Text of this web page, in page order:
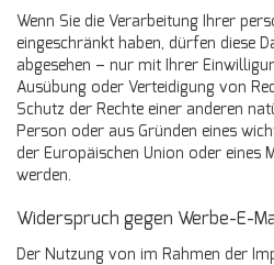
Wenn Sie die Verarbeitung Ihrer
eingeschränkt haben, dürfen diese
abgesehen – nur mit Ihrer
Ausübung oder Verteidigung von
Schutz der Rechte einer anderen
Person oder aus Gründen eines
der Europäischen Union oder eines
werden.
Widerspruch gegen Werbe-E-
Der Nutzung von im Rahmen der